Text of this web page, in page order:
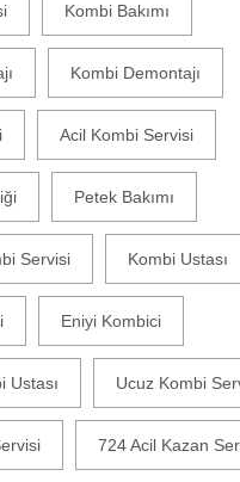
Kombi Bakımı
Kombi Demontajı
Acil Kombi Servisi
Petek Bakımı
Servisi Kombi Ustası
Eniyi Kombici
Ustası Ucuz Kombi
724 Acil Kazan